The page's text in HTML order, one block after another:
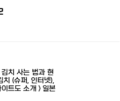
치 사는 법과 현
(슈퍼, 인터넷),
트도 소개 > 일본